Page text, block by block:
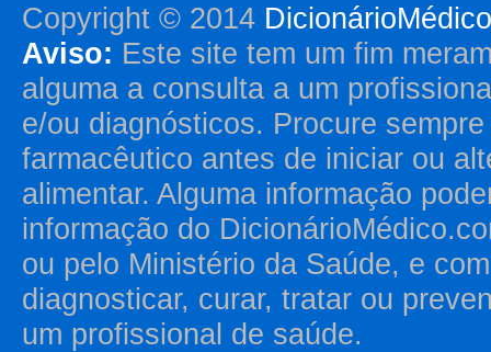
Copyright © 2014
Aviso: Este site tem um fim
alguma a consulta a um
e/ou diagnósticos. Procure
farmacêutico antes de iniciar ou
alimentar. Alguma informação
informação do
ou pelo Ministério da Saúde, e
diagnosticar, curar, tratar ou
um profissional de saúde.